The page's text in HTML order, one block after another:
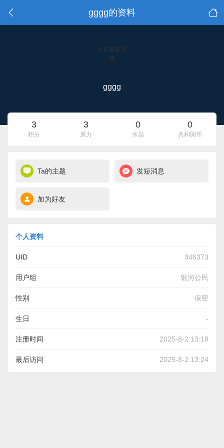
gggg的资料
点击重新加
载
gggg
3
积分
3
原力
0
水晶
0
共和国币
Ta的主题 发短消息
加为好友
个人资料
UID 346373
用户组 银河公民
性别 保密
生日 -
注册时间 2025-8-2 13:18
最后访问 2025-8-2 13:24